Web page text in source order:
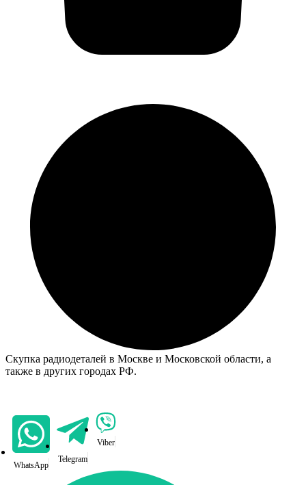
Скупка радиодеталей в Москве и Московской области, а
также в других городах РФ.
WhatsApp
Telegram
Viber